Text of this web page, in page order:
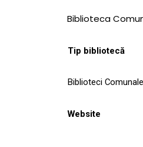
CULTURALE
NOUTĂȚI
Biblioteca
Tip bibliotecă
Biblioteci Comunale
Website